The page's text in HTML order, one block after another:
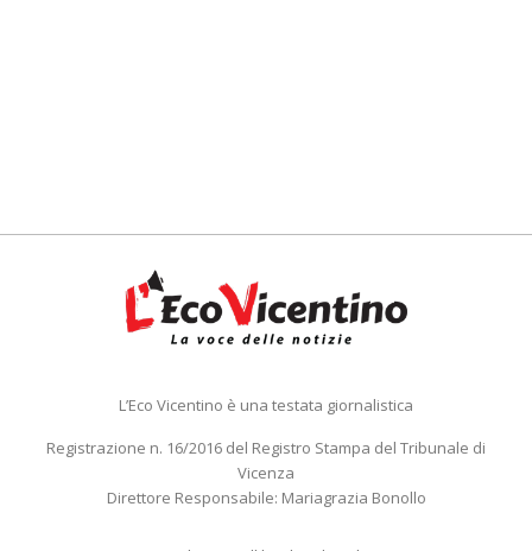
L’Eco Vicentino è una testata giornalistica
Registrazione n. 16/2016 del Registro Stampa del Tribunale di
Vicenza
Direttore Responsabile: Mariagrazia Bonollo